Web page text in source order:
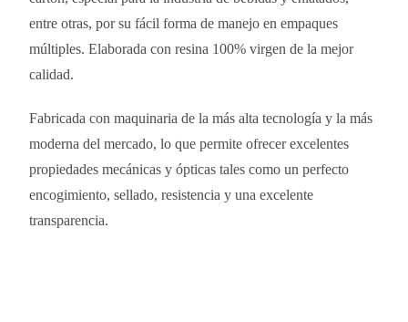
entre otras, por su fácil forma de manejo en empaques
múltiples. Elaborada con resina 100% virgen de la mejor
calidad.
Fabricada con maquinaria de la más alta tecnología y la más
moderna del mercado, lo que permite ofrecer excelentes
propiedades mecánicas y ópticas tales como un perfecto
encogimiento, sellado, resistencia y una excelente
transparencia.